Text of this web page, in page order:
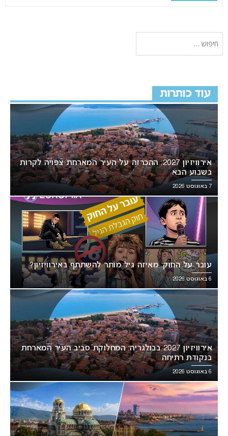
עוד כותרות
אירוויזיון 2027: ההכרזה על העיר המארחת צפויה לקרות
בשבוע הבא
7 באוגוסט 2026
עובר על החוק: מאיזה גיל מותר להשתתף באירוויזיון?
6 באוגוסט 2026
אירוויזיון 2027 בבולגריה: המחלוקת סביב העיר המארחת
בנקודת רתיחה
6 באוגוסט 2026